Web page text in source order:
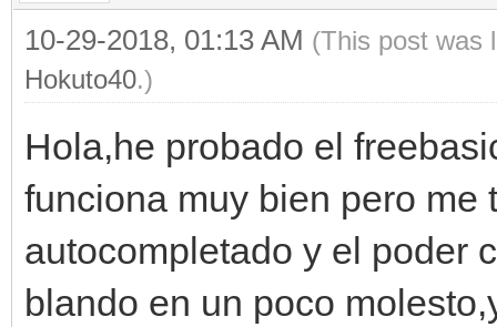
10-29-2018, 01:13 AM (This post was
Hokuto40.)
Hola,he probado el
funciona muy bien pero me
autocompletado y el poder
blando en un poco